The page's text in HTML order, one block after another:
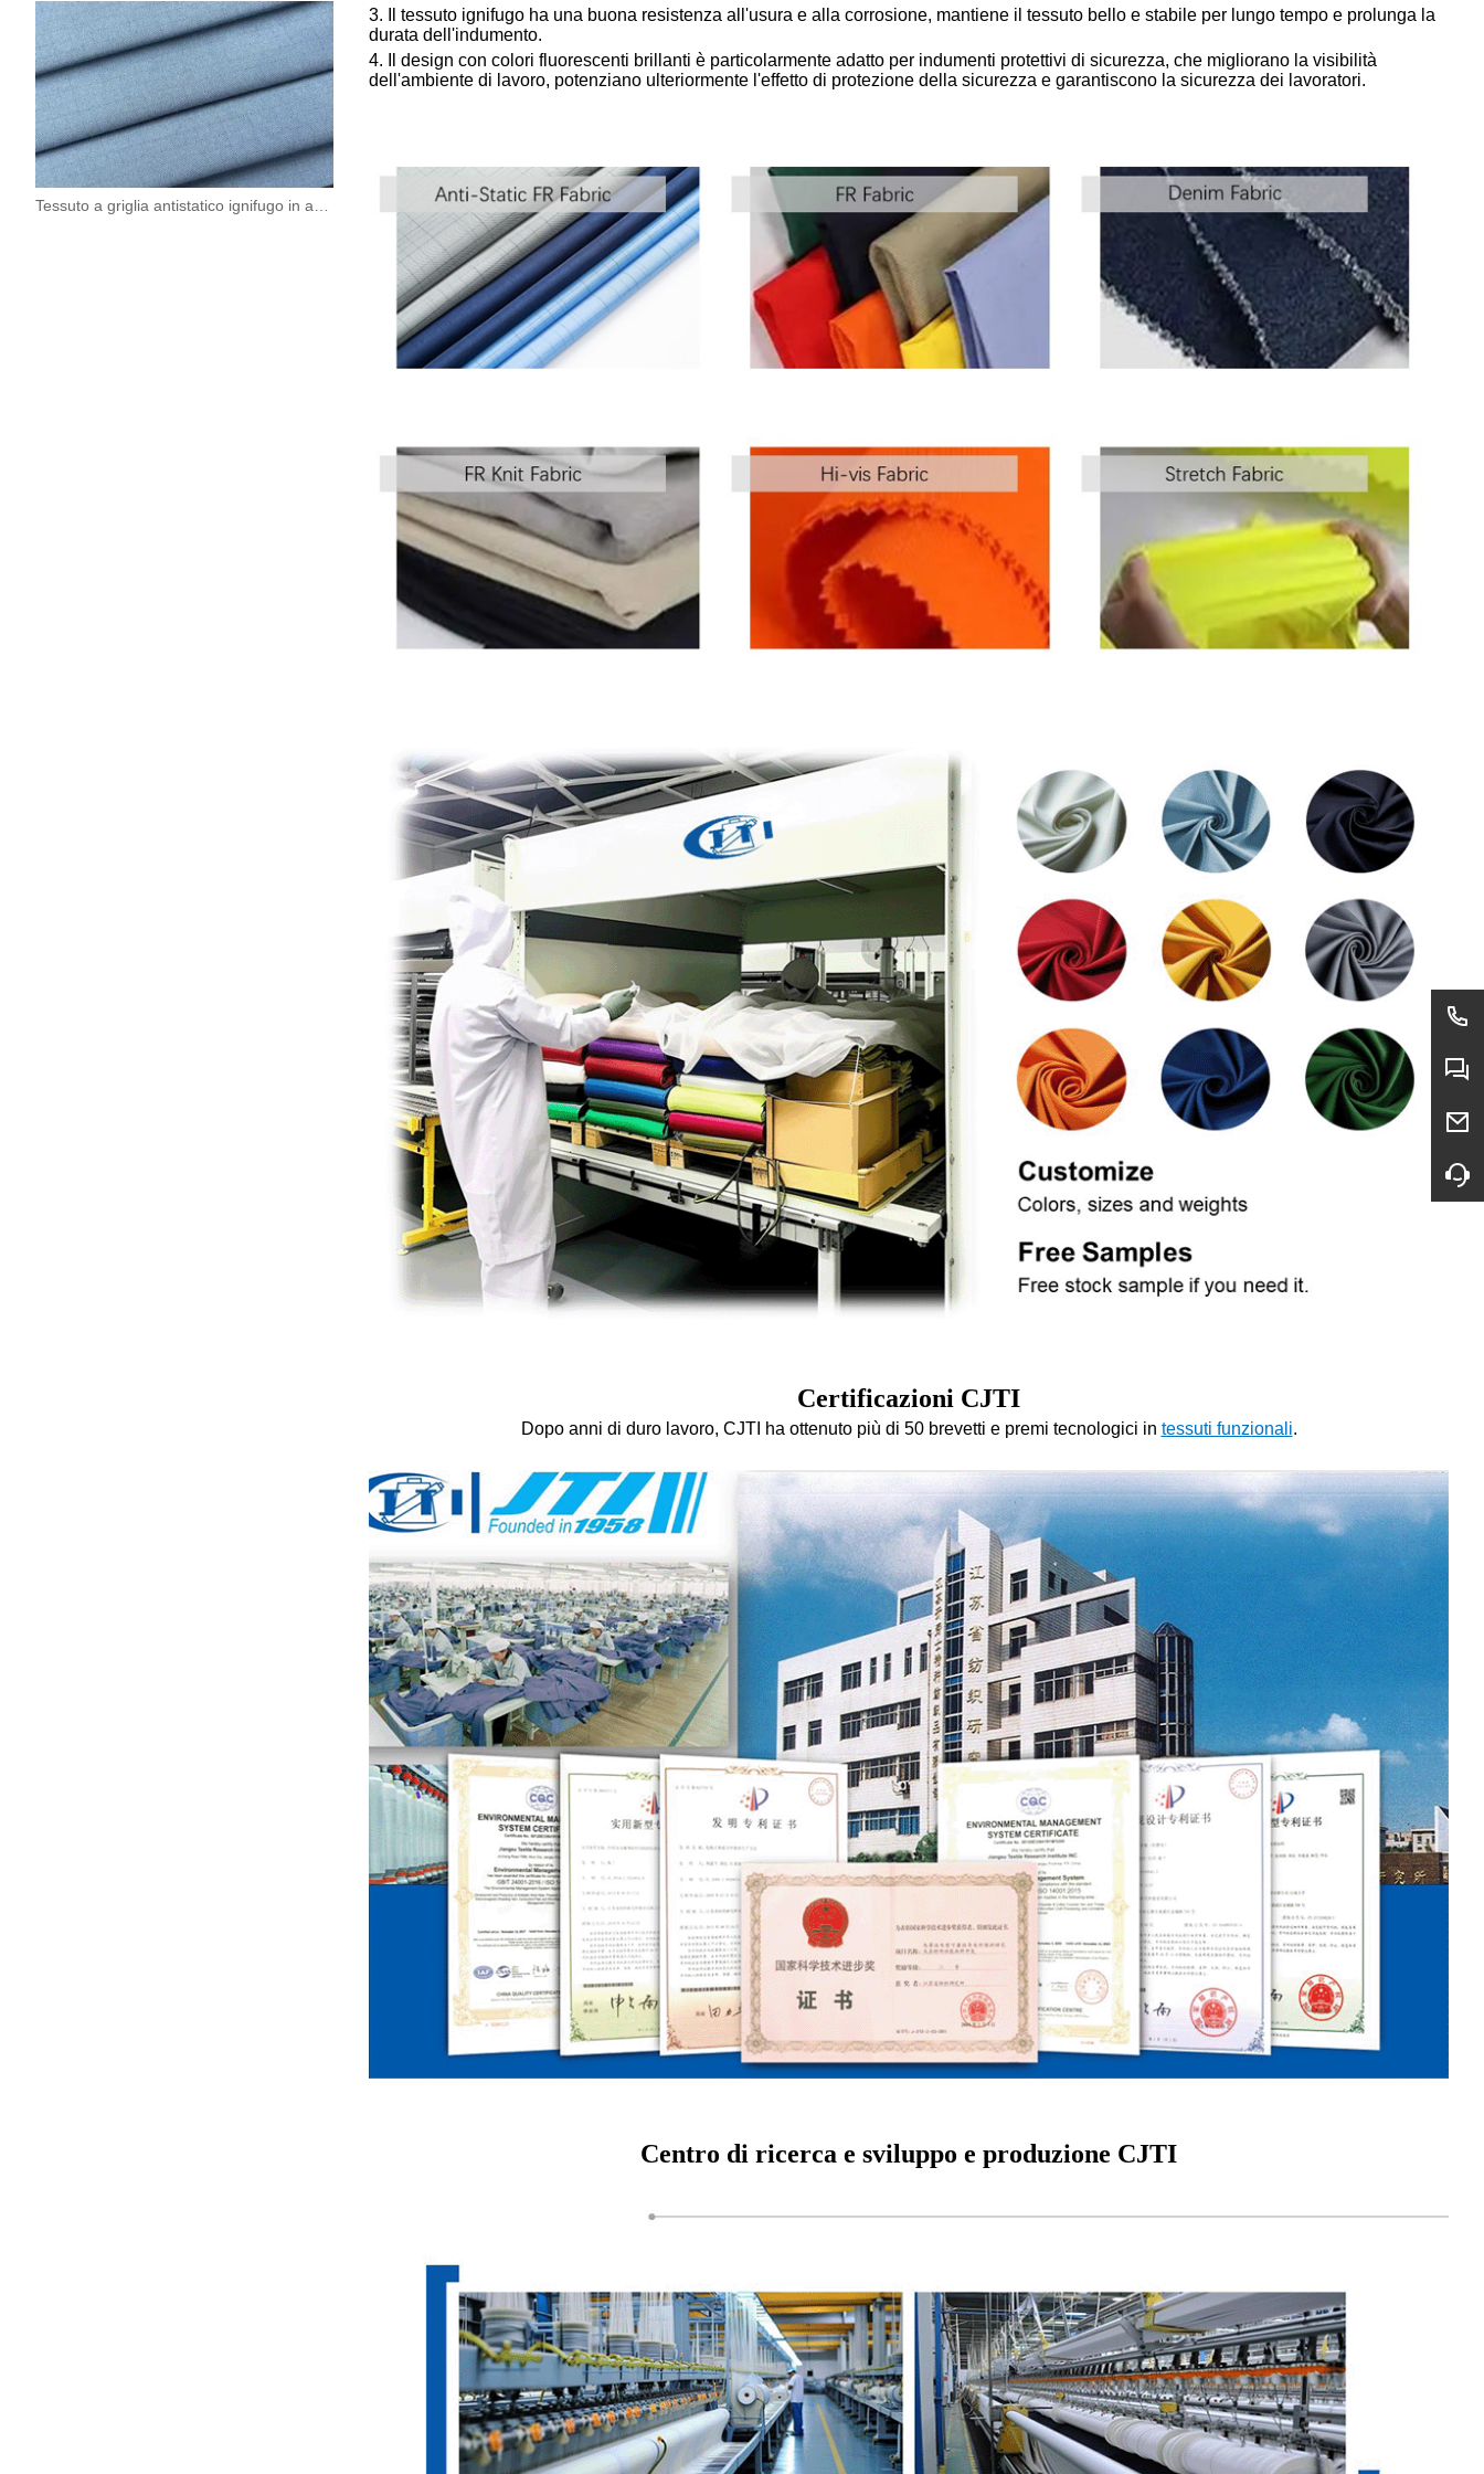
3. Il tessuto ignifugo ha una buona resistenza all'usura e alla corrosione, mantiene il tessuto bello e stabile per lungo tempo e prolunga la
durata dell'indumento.
4. Il design con colori fluorescenti brillanti è particolarmente adatto per indumenti protettivi di sicurezza, che migliorano la visibilità
dell'ambiente di lavoro, potenziano ulteriormente l'effetto di protezione della sicurezza e garantiscono la sicurezza dei lavoratori.
Certificazioni CJTI
Dopo anni di duro lavoro, CJTI ha ottenuto più di 50 brevetti e premi tecnologici in tessuti funzionali.
Centro di ricerca e sviluppo e produzione CJTI